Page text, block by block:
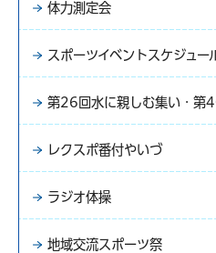
体力測定会
スポーツイベントスケジュー
第26回水に親しむ集い・第
レクスポ番付やいづ
ラジオ体操
地域交流スポーツ祭